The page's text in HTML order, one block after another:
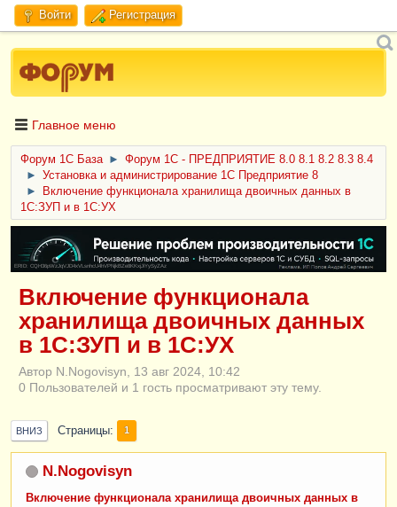
Войти Регистрация
Главное меню
Форум 1C База ►
Форум 1С - ПРЕДПРИЯТИЕ 8.0 8.1 8.2 8.3 8.4
►
Установка и администрирование 1С Предприятие 8
►
Включение функционала хранилища двоичных данных в
1С:ЗУП и в 1С:УХ
ERID: CQH36pWzJqVJD4xVLsnhcU4hVPNjkBZe8KKxjJiYySyZAz
Включение функционала
хранилища двоичных данных
в 1С:ЗУП и в 1С:УХ
Автор N.Nogovisyn, 13 авг 2024, 10:42
0 Пользователей и 1 гость просматривают эту тему.
ВНИЗ Страницы 1
N.Nogovisyn
Включение функционала хранилища двоичных данных в